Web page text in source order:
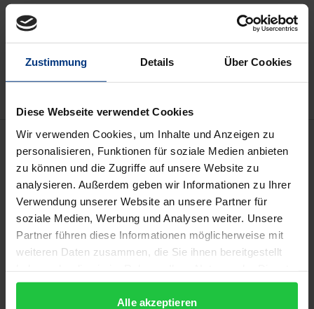
Zustimmung Details Über Cookies
Diese Webseite verwendet Cookies
Wir verwenden Cookies, um Inhalte und Anzeigen zu
personalisieren, Funktionen für soziale Medien anbieten
zu können und die Zugriffe auf unsere Website zu
analysieren. Außerdem geben wir Informationen zu Ihrer
Verwendung unserer Website an unsere Partner für
soziale Medien, Werbung und Analysen weiter. Unsere
Partner führen diese Informationen möglicherweise mit
weiteren Daten zusammen, die Sie ihnen bereitgestellt
gesammelt haben.
Alle akzeptieren
Delivery cost notice
Description
In ihrem jüngsten Gutachten zur
Telekommunikation stellt die Monopolkommission
fest, dass der Wettbewerb auf den
Verbindungsmärkten im Festnetz inzwischen
strukturell so weit abgesichert ist, dass mit einer
Remonopolisierung auch bei Aufgabe der
sektorspezifischen Regulierung nicht mehr zu